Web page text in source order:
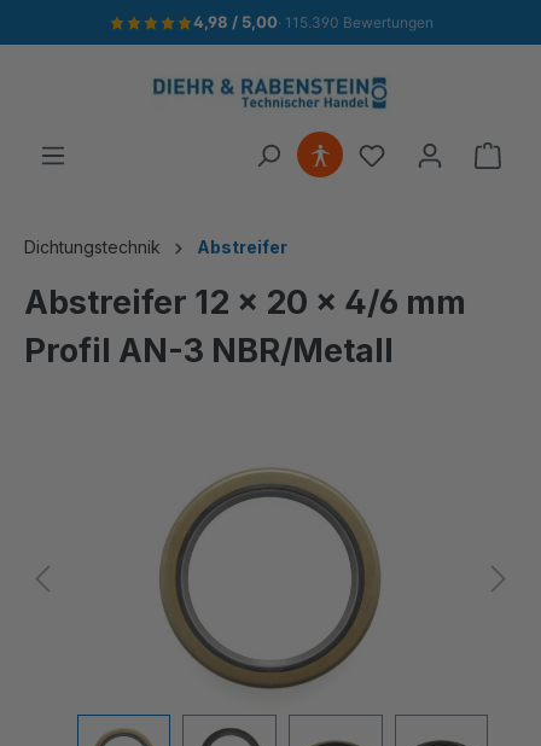
springen 4,98 / 5,00· 115.390 Bewertungen
Dichtungstechnik Abstreifer
Abstreifer 12 x 20 x 4/6 mm
Profil AN-3 NBR/Metall